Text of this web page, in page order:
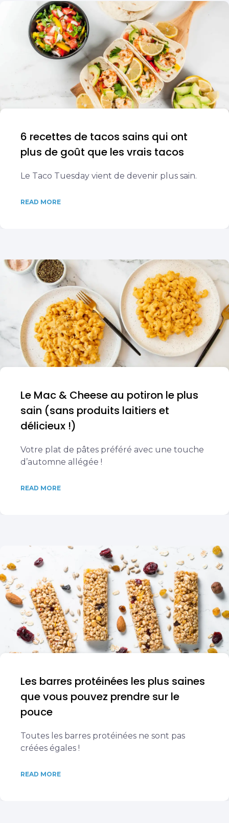
6 recettes de tacos sains qui ont
plus de goût que les vrais tacos
Le Taco Tuesday vient de devenir plus sain.
READ MORE
Le Mac & Cheese au potiron le plus
sain (sans produits laitiers et
délicieux !)
Votre plat de pâtes préféré avec une touche
d’automne allégée !
READ MORE
Les barres protéinées les plus saines
que vous pouvez prendre sur le
pouce
Toutes les barres protéinées ne sont pas
créées égales !
READ MORE